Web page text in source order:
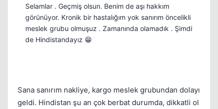
Selamlar . Geçmiş olsun. Benim de aşı hakkım
görünüyor. Kronik bir hastalığım yok sanırım öncelikli
meslek grubu olmuşuz . Zamanında olamadık . Şimdi
de Hindistandayız 😁
Sana sanırım nakliye, kargo meslek grubundan dolayı
geldi. Hindistan şu an çok berbat durumda, dikkatli ol